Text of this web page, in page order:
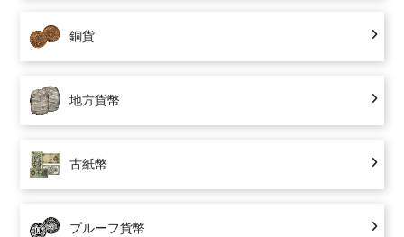
銅貨
地方貨幣
古紙幣
プルーフ貨幣